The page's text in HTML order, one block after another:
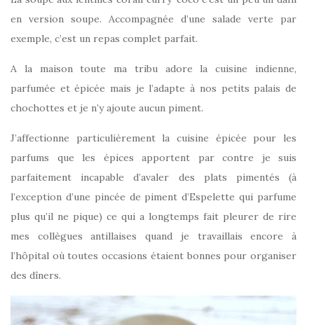
en version soupe. Accompagnée d’une salade verte par
exemple, c’est un repas complet parfait.
A la maison toute ma tribu adore la cuisine indienne,
parfumée et épicée mais je l’adapte à nos petits palais de
chochottes et je n’y ajoute aucun piment.
J’affectionne particulièrement la cuisine épicée pour les
parfums que les épices apportent par contre je suis
parfaitement incapable d’avaler des plats pimentés (à
l’exception d’une pincée de piment d’Espelette qui parfume
plus qu’il ne pique) ce qui a longtemps fait pleurer de rire
mes collègues antillaises quand je travaillais encore à
l’hôpital où toutes occasions étaient bonnes pour organiser
des dîners.